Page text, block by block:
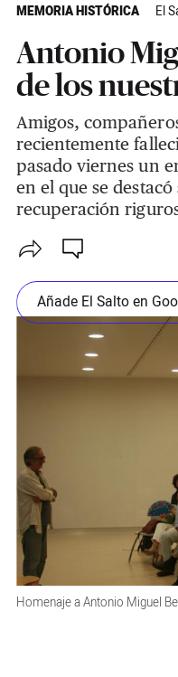
MEMORIA HISTÓRICA El
Antonio
de los
Amigos,
recientemente
pasado viernes un
en el que se
recuperación
Añade El Salto en
Homenaje a Antonio Miguel